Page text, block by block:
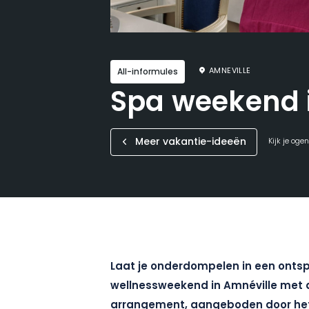
All-informules AMNEVILLE
Spa
Meer vakantie-ideeën Kijk je
Laat je onderdompelen in een
wellnessweekend in Amnéville met